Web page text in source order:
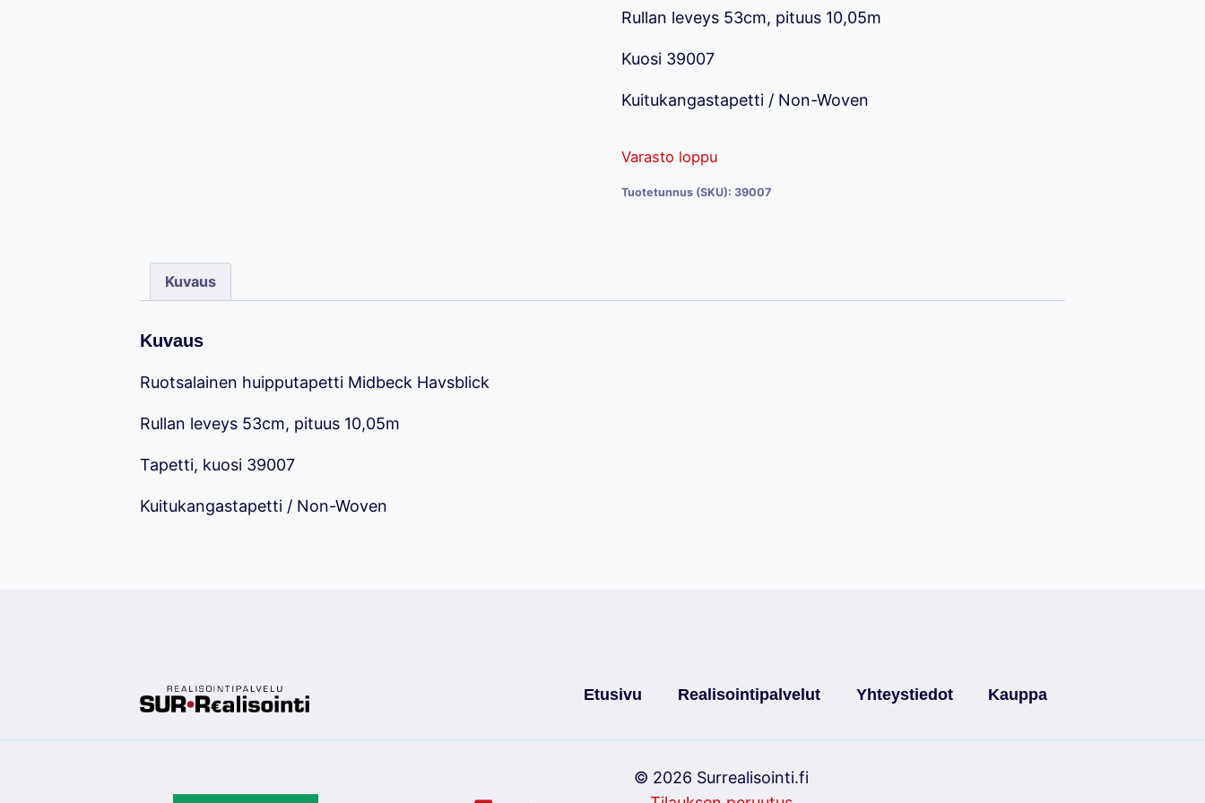
29,00 €.14,90 €.
Rullan leveys 53cm, pituus 10,05m
Kuosi 39007
Kuitukangastapetti / Non-Woven
Varasto loppu
Tuotetunnus (SKU): 39007
Kuvaus
Kuvaus
Ruotsalainen huipputapetti Midbeck Havsblick
Rullan leveys 53cm, pituus 10,05m
Tapetti, kuosi 39007
Kuitukangastapetti / Non-Woven
Etusivu Realisointipalvelut Yhteystiedot Kauppa
© 2026 Surrealisointi.fi